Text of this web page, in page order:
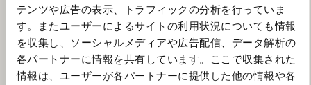
テンツや広告の表示、トラフィックの分析を行っていま
す。またユーザーによるサイトの利用状況についても情報
を収集し、ソーシャルメディアや広告配信、データ解析の
各パートナーに情報を共有しています。ここで収集された
情報は、ユーザーが各パートナーに提供した他の情報や各